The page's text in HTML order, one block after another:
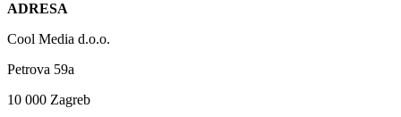
ADRESA
Cool Media d.o.o.
Petrova 59a
10 000 Zagreb